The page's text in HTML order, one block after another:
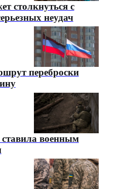
столкнуться с
неудач
переброски
военным